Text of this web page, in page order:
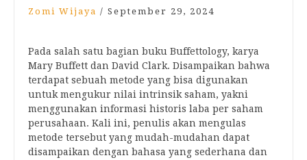
Zomi Wijaya / September 29, 2024
Pada salah satu bagian buku Buffettology, karya
Mary Buffett dan David Clark. Disampaikan bahwa
terdapat sebuah metode yang bisa digunakan
untuk mengukur nilai intrinsik saham, yakni
menggunakan informasi historis laba per saham
perusahaan. Kali ini, penulis akan mengulas
metode tersebut yang mudah-mudahan dapat
disampaikan dengan bahasa yang sederhana dan